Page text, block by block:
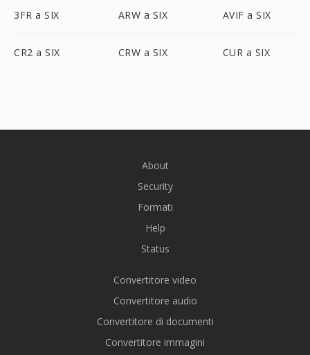
3FR a SIX ARW a SIX AVIF a SIX
CR2 a SIX CRW a SIX CUR a SIX
About
Security
Formati
Help
Status
Convertitore video
Convertitore audio
Convertitore di documenti
Convertitore immagini